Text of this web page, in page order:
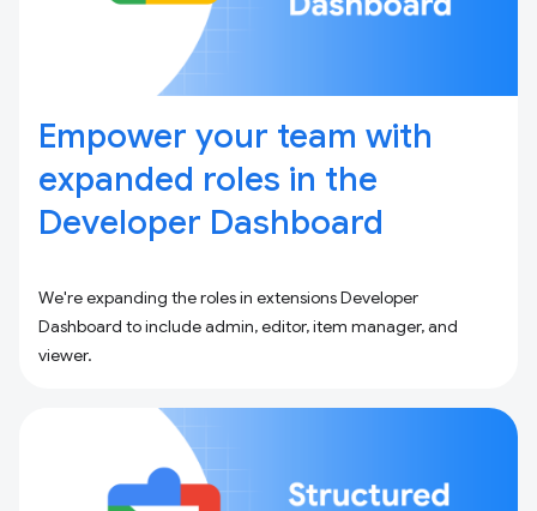
Empower your team with
expanded roles in the
Developer Dashboard
We're expanding the roles in extensions Developer
Dashboard to include admin, editor, item manager, and
viewer.